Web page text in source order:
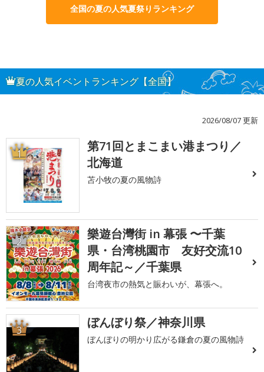
全国の夏の人気夏祭りランキング
夏の人気イベントランキング【全国】
2026/08/07 更新
1
第71回とまこまい港まつり／
北海道
苫小牧の夏の風物詩
2
樂遊台灣街 in 幕張 〜千葉
県・台湾桃園市 友好交流10
周年記～／千葉県
台湾夜市の熱気と賑わいが、幕張へ。
3 ぼんぼり祭／神奈川県
ぼんぼりの明かり広がる鎌倉の夏の風物詩